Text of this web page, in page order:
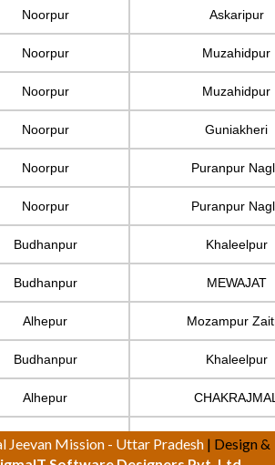
Noorpur Askaripur
Noorpur Muzahidpur
Noorpur Muzahidpur
Noorpur Guniakheri
Noorpur Puranpur
Noorpur Puranpur
Budhanpur Khaleelpur
Budhanpur MEWAJAT
Alhepur Mozampur
Budhanpur Khaleelpur
Alhepur
Haldaur KHARI
Jeevan Mission - Uttar Pradesh | Design &